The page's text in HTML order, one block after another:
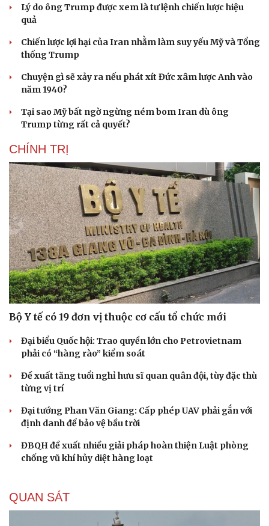
Lý do ông Trump được xem là tư lệnh chiến lược hiệu
quả
Chiến lược lợi hại của Iran nhằm làm suy yếu Mỹ và Tổng
thống Trump
Chuyện gì sẽ xảy ra nếu phát xít Đức xâm lược Anh vào
năm 1940?
Tại sao Mỹ bất ngờ ngừng ném bom Iran dù ông
Trump từng rất cả quyết?
CHÍNH TRỊ
Bộ Y tế có 19 đơn vị thuộc cơ cấu tổ chức mới
Đại biểu Quốc hội: Trao quyền lớn cho Petrovietnam
phải có “hàng rào” kiểm soát
Đề xuất tăng tuổi nghỉ hưu sĩ quan quân đội, tùy đặc thù
từng vị trí
Đại tướng Phan Văn Giang: Cấp phép UAV phải gắn với
định danh để bảo vệ bầu trời
ĐBQH đề xuất nhiều giải pháp hoàn thiện Luật phòng
chống vũ khí hủy diệt hàng loạt
QUAN SÁT